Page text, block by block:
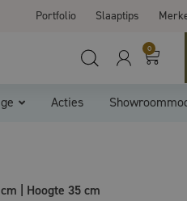
Portfolio Slaaptips
0
Acties
| Hoogte 35 cm